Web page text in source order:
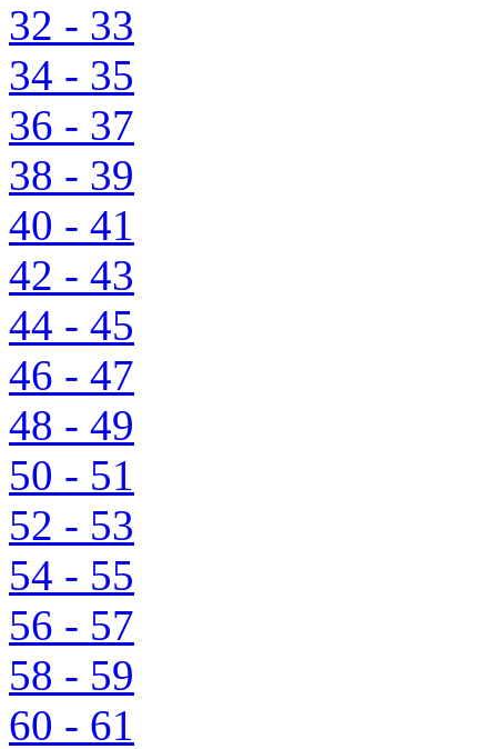
32 - 33
34 - 35
36 - 37
38 - 39
40 - 41
42 - 43
44 - 45
46 - 47
48 - 49
50 - 51
52 - 53
54 - 55
56 - 57
58 - 59
60 - 61